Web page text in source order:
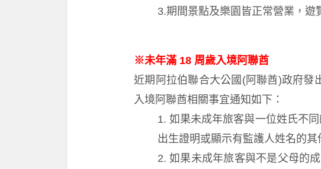
3.期間景點及樂園皆正常營業，遊
※未年滿 18 周歲入境阿聯酋
近期阿拉伯聯合大公國(阿聯酋)政府發
入境阿聯酋相關事宜通知如下：
1. 如果未成年旅客與一位姓氏不
出生證明或顯示有監護人姓名的其
2. 如果未成年旅客與不是父母的